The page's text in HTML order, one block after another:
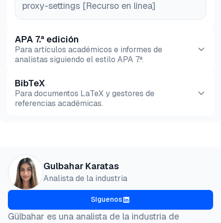
proxy-settings [Recurso en línea]
APA 7.ª edición
Para artículos académicos e informes de
analistas siguiendo el estilo APA 7.ª.
Vista previa HTML
BibTeX
Para documentos LaTeX y gestores de
referencias académicas.
@misc{karatas2026,
  author = {Karatas, Gulbahar},
title  = {{La configuración de proxy de Mac no
  year   = {2026},
howpublished    = {\url{https://aimultiple.com/
note   = {AIMultiple. Recuperado el 2 de Junio
Gulbahar Karatas
Analista de la industria
Síguenos
Gülbahar es una analista de la industria de